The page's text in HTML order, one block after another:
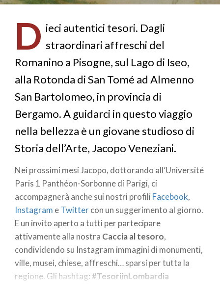
D ieci autentici tesori. Dagli
straordinari affreschi del
Romanino a Pisogne, sul Lago di Iseo,
alla Rotonda di San Tomé ad Almenno
San Bartolomeo, in provincia di
Bergamo. A guidarci in questo viaggio
nella bellezza è un giovane studioso di
Storia dell’Arte, Jacopo Veneziani.
Nei prossimi mesi Jacopo, dottorando all’Université
Paris 1 Panthéon-Sorbonne di Parigi, ci
accompagnerà anche sui nostri profili Facebook,
Instagram eTwittercon un suggerimento al giorno.
E un invito aperto a tutti per partecipare
attivamente alla nostra Caccia al tesoro,
condividendo su Instagram immagini di monumenti,
ville, musei, chiese, affreschi… sparsi per tutta la
regione. Gli hashtag:#TesoriinLombardia